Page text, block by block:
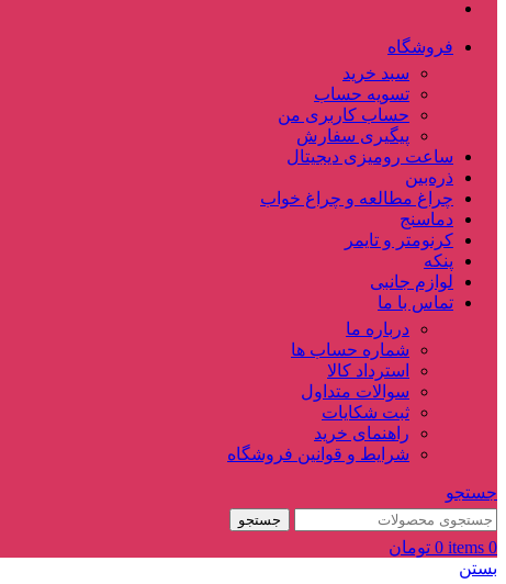
فروشگاه
سبد خرید
تسویه حساب
حساب کاربری من
پیگیری سفارش
ساعت‌ رومیزی دیجیتال
ذره‌بین‌
چراغ مطالعه و چراغ خواب
دماسنج‌
کرنومتر و تایمر
پنکه
لوازم جانبی
تماس با ما
درباره ما
شماره حساب ها
استرداد کالا
سوالات متداول
ثبت شکایات
راهنمای خرید
شرایط و قوانین فروشگاه
جستجو
جستجو
0
items
0 تومان
بستن